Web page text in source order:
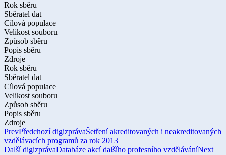
Rok sběru
Sběratel dat
Cílová populace
Velikost souboru
Způsob sběru
Popis sběru
Zdroje
Rok sběru
Sběratel dat
Cílová populace
Velikost souboru
Způsob sběru
Popis sběru
Zdroje
PrevPředchozí digizprávaŠetření akreditovaných i neakreditovaných
vzdělávacích programů za rok 2013
Další digizprávaDatabáze akcí dalšího profesního vzděláváníNext